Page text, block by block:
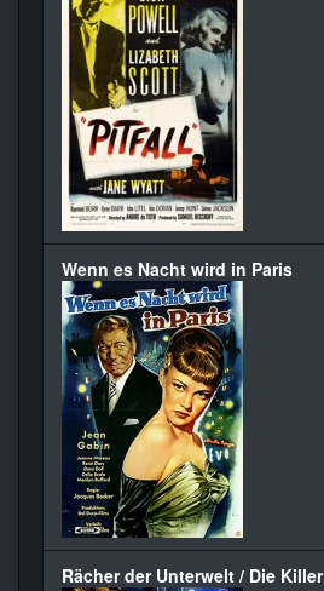
Wenn es Nacht wird in Paris
Rächer der Unterwelt / Die Killer